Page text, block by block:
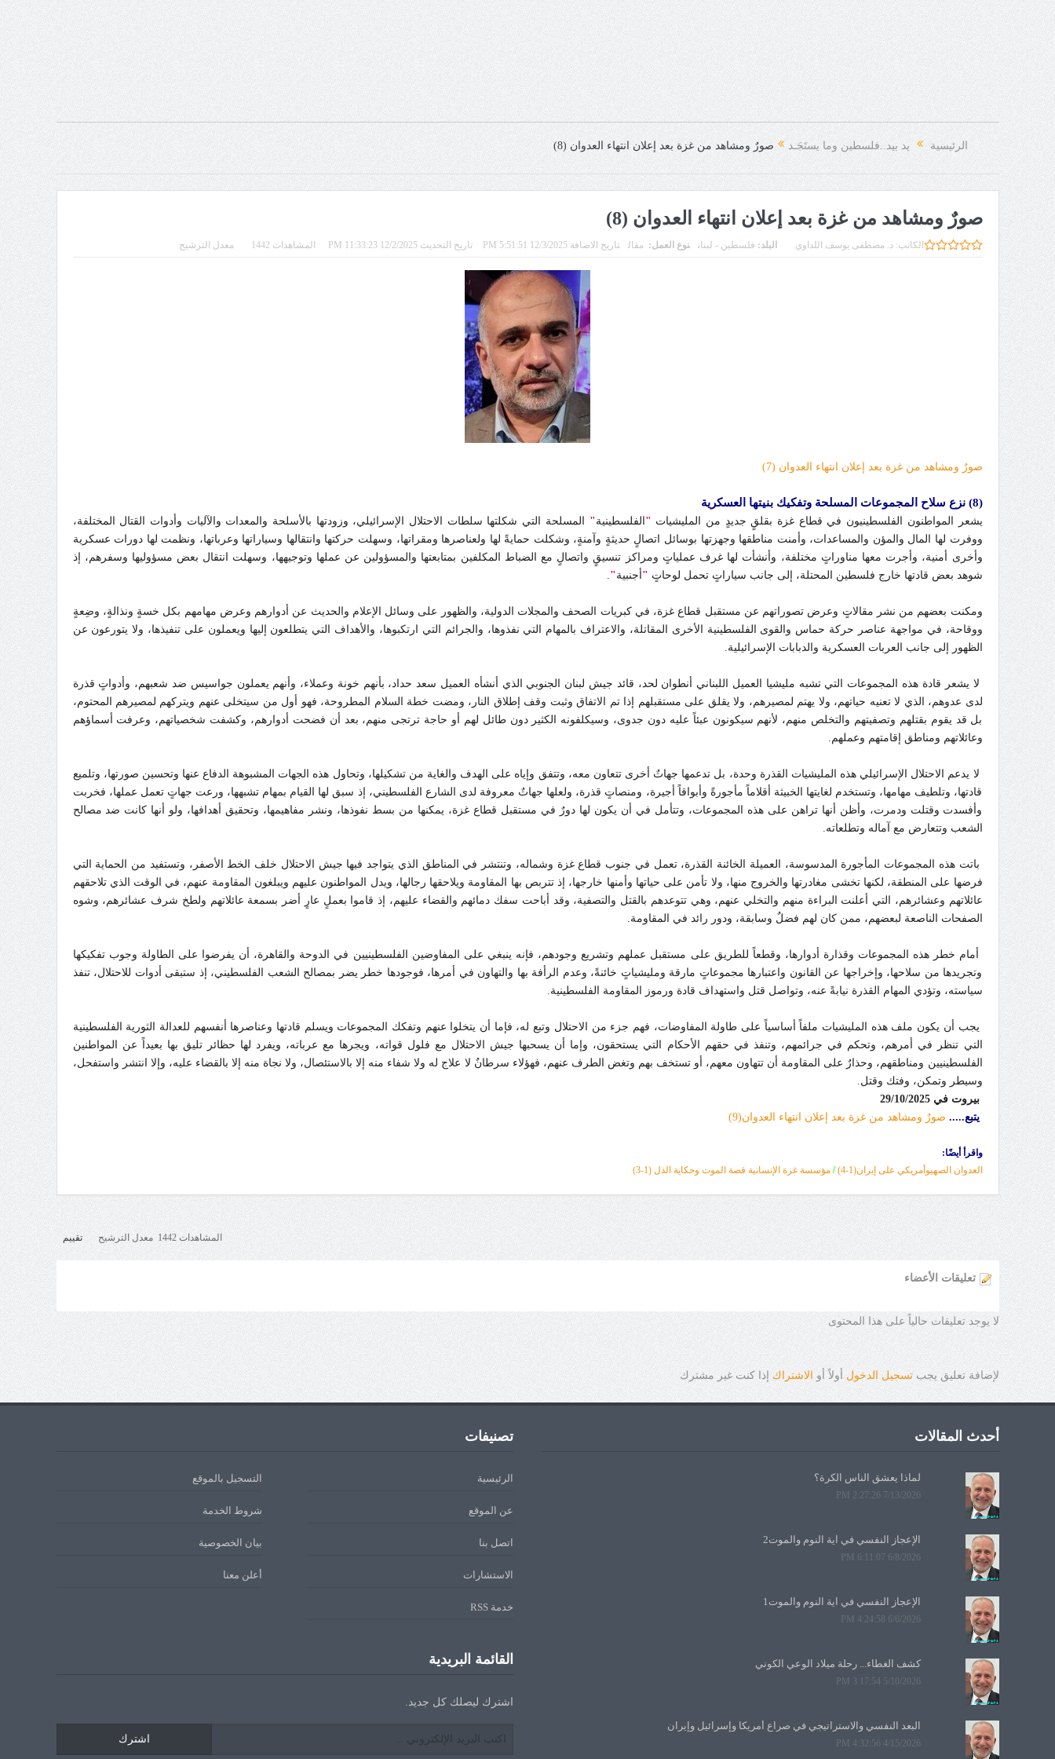
الرئيسية يد بيد..فلسطين وما يستَجَـد صورٌ ومشاهد من غزة بعد إعلان انتهاء العدوان (8)
صورٌ ومشاهد من غزة بعد إعلان انتهاء العدوان (8)
الكاتب:د. مصطفى يوسف اللداوي البلد: فلسطين - لبنان نوع العمل:مقال تاريخ الاضافة 12/3/2025 5:51:51 PM تاريخ التحديث 12/2/2025 11:33:23 PM المشاهدات 1442 معدل الترشيح
صورٌ ومشاهد من غزة بعد إعلان انتهاء العدوان (7)
(8) نزع سلاح المجموعات المسلحة وتفكيك بنيتها العسكرية
يشعر المواطنون الفلسطينيون في قطاع غزة بقلقٍ جديدٍ من المليشيات " الفلسطينية" المسلحة التي شكلتها سلطات الاحتلال الإسرائيلي، وزودتها بالأسلحة والمعدات والآليات وأدوات القتال المختلفة،
ووفرت لها المال والمؤن والمساعدات، وأمنت مناطقها وجهزتها بوسائل اتصالٍ حديثةٍ وآمنةٍ، وشكلت حمايةً لها ولعناصرها ومقراتها، وسهلت حركتها وانتقالها وسياراتها وعرباتها، ونظمت لها دورات عسكرية
وأخرى أمنية، وأجرت معها مناوراتٍ مختلفة، وأنشأت لها غرف عملياتٍ ومراكز تنسيقٍ واتصالٍ مع الضباط المكلفين بمتابعتها والمسؤولين عن عملها وتوجيهها، وسهلت انتقال بعض مسؤوليها وسفرهم، إذ
شوهد بعض قادتها خارج فلسطين المحتلة، إلى جانب سياراتٍ تحمل لوحاتٍ " أجنبية"
.
ومكنت بعضهم من نشر مقالاتٍ وعرض تصوراتهم عن مستقبل قطاع غزة، في كبريات الصحف والمجلات الدولية، والظهور على وسائل الإعلام والحديث عن أدوارهم وعرض مهامهم بكل خسةٍ ونذالةٍ، وضِعةٍ
ووقاحة، في مواجهة عناصر حركة حماس والقوى الفلسطينية الأخرى المقاتلة، والاعتراف بالمهام التي نفذوها، والجرائم التي ارتكبوها، والأهداف التي يتطلعون إليها ويعملون على تنفيذها، ولا يتورعون عن
الظهور إلى جانب العربات العسكرية والدبابات الإسرائيلية.
لا يشعر قادة هذه المجموعات التي تشبه مليشيا العميل اللبناني أنطوان لحد، قائد جيش لبنان الجنوبي الذي أنشأه العميل سعد حداد، بأنهم خونة وعملاء، وأنهم يعملون جواسيس ضد شعبهم، وأدواتٍ قذرة
لدى عدوهم، الذي لا تعنيه حياتهم، ولا يهتم لمصيرهم، ولا يقلق على مستقبلهم إذا تم الاتفاق وثبت وقف إطلاق النار، ومضت خطة السلام المطروحة، فهو أول من سيتخلى عنهم ويتركهم لمصيرهم المحتوم،
بل قد يقوم بقتلهم وتصفيتهم والتخلص منهم، لأنهم سيكونون عبئاً عليه دون جدوى، وسيكلفونه الكثير دون طائل لهم أو حاجة ترتجى منهم، بعد أن فضحت أدوارهم، وكشفت شخصياتهم، وعرفت أسماؤهم
وعائلاتهم ومناطق إقامتهم وعملهم.
لا يدعم الاحتلال الإسرائيلي هذه المليشيات القذرة وحدة، بل تدعمها جهاتٌ أخرى تتعاون معه، وتتفق وإياه على الهدف والغاية من تشكيلها، وتحاول هذه الجهات المشبوهة الدفاع عنها وتحسين صورتها، وتلميع
قادتها، وتلطيف مهامها، وتستخدم لغايتها الخبيثة أقلاماً مأجورةً وأبواقاً أجيرة، ومنصاتٍ قذرة، ولعلها جهاتٌ معروفة لدى الشارع الفلسطيني، إذ سبق لها القيام بمهام تشبهها، ورعت جهاتٍ تعمل عملها، فخربت
وأفسدت وقتلت ودمرت، وأظن أنها تراهن على هذه المجموعات، وتتأمل في أن يكون لها دورٌ في مستقبل قطاع غزة، يمكنها من بسط نفوذها، ونشر مفاهيمها، وتحقيق أهدافها، ولو أنها كانت ضد مصالح
الشعب وتتعارض مع آماله وتطلعاته.
باتت هذه المجموعات المأجورة المدسوسة، العميلة الخائنة القذرة، تعمل في جنوب قطاع غزة وشماله، وتنتشر في المناطق الذي يتواجد فيها جيش الاحتلال خلف الخط الأصفر، وتستفيد من الحماية التي
فرضها على المنطقة، لكنها تخشى مغادرتها والخروج منها، ولا تأمن على حياتها وأمنها خارجها، إذ تتربص بها المقاومة ويلاحقها رجالها، ويدل المواطنون عليهم ويبلغون المقاومة عنهم، في الوقت الذي تلاحقهم
عائلاتهم وعشائرهم، التي أعلنت البراءة منهم والتخلي عنهم، وهي تتوعدهم بالقتل والتصفية، وقد أباحت سفك دمائهم والقضاء عليهم، إذ قاموا بعملٍ عارٍ أضر بسمعة عائلاتهم ولطخ شرف عشائرهم، وشوه
الصفحات الناصعة لبعضهم، ممن كان لهم فضلٌ وسابقة، ودور رائد في المقاومة.
أمام خطر هذه المجموعات وقذارة أدوارها، وقطعاً للطريق على مستقبل عملهم وتشريع وجودهم، فإنه ينبغي على المفاوضين الفلسطينيين في الدوحة والقاهرة، أن يفرضوا على الطاولة وجوب تفكيكها
وتجريدها من سلاحها، وإخراجها عن القانون واعتبارها مجموعاتٍ مارقة ومليشياتٍ خائنةً، وعدم الرأفة بها والتهاون في أمرها، فوجودها خطر يضر بمصالح الشعب الفلسطيني، إذ ستبقى أدوات للاحتلال، تنفذ
سياسته، وتؤدي المهام القذرة نيابةً عنه، وتواصل قتل واستهداف قادة ورموز المقاومة الفلسطينية.
يجب أن يكون ملف هذه المليشيات ملفاً أساسياً على طاولة المفاوضات، فهم جزء من الاحتلال وتبع له، فإما أن يتخلوا عنهم وتفكك المجموعات ويسلم قادتها وعناصرها أنفسهم للعدالة الثورية الفلسطينية
التي تنظر في أمرهم، وتحكم في جرائمهم، وتنفذ في حقهم الأحكام التي يستحقون، وإما أن يسحبها جيش الاحتلال مع فلول قواته، ويجرها مع عرباته، ويفرد لها حظائر تليق بها بعيداً عن المواطنين
الفلسطينيين ومناطقهم، وحذارٌ على المقاومة أن تتهاون معهم، أو تستخف بهم وتغض الطرف عنهم، فهؤلاء سرطانٌ لا علاج له ولا شفاء منه إلا بالاستئصال، ولا نجاة منه إلا بالقضاء عليه، وإلا انتشر واستفحل،
وسيطر وتمكن، وفتك وقتل.
بيروت في 29/10/2025
يتبع..... صورٌ ومشاهد من غزة بعد إعلان انتهاء العدوان(9)
واقرأ أيضًا:
العدوان الصهيوأمريكي على إيران(1-4)
/ مؤسسة غزة الإنسانية قصة الموت وحكاية الذل (1 -3
)
المشاهدات 1442 معدل الترشيح تقييم
تعليقات الأعضاء
لا يوجد تعليقات حالياً على هذا المحتوى
لإضافة تعليق يجبتسجيل الدخول أولاً أو الاشتراك إذا كنت غير مشترك
أحدث المقالات
لماذا يعشق الناس الكرة؟
7/13/2026 2:27:26 PM
الإعجاز النفسي في آية النوم والموت2
6/8/2026 6:11:07 PM
الإعجاز النفسي في آية النوم والموت1
6/6/2026 4:24:58 PM
كشف الغطاء... رحلة ميلاد الوعي الكوني
5/10/2026 3:17:54 PM
البعد النفسي والاستراتيجي في صراع أمريكا وإسرائيل وإيران
4/15/2026 4:32:56 PM
تصنيفات
الرئيسية التسجيل بالموقع
عن الموقع شروط الخدمة
اتصل بنا بيان الخصوصية
الاستشارات أعلن معنا
خدمة RSS
القائمة البريدية
اشترك ليصلك كل جديد.
اشترك